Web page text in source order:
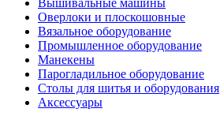
Вышивальные машины
Оверлоки и плоскошовные
Вязальное оборудование
Промышленное оборудование
Манекены
Парогладильное оборудование
Столы для шитья и оборудования
Аксессуары